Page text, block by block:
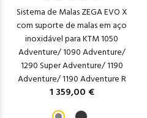
Sistema de Malas ZEGA EVO X
com suporte de malas em aço
inoxidável para KTM 1050
Adventure/ 1090 Adventure/
1290 Super Adventure/ 1190
Adventure/ 1190 Adventure R
1 359,00 €